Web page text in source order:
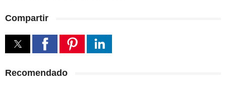
Compartir
Recomendado